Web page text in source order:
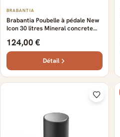
BRABANTIA
Brabantia Poubelle à pédale New
Icon 30 litres Mineral concrete
124,00 €
Détail